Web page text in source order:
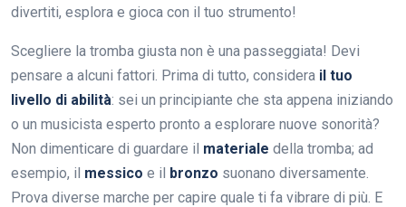
divertiti, esplora e gioca con il tuo strumento!
Scegliere la tromba giusta non è una passeggiata! Devi
pensare a alcuni fattori. Prima di tutto, considera il tuo
livello di abilità: sei un principiante che sta appena iniziando
o un musicista esperto pronto a esplorare nuove sonorità?
Non dimenticare di guardare il materiale della tromba; ad
esempio, il messico e il bronzo suonano diversamente.
Prova diverse marche per capire quale ti fa vibrare di più. E